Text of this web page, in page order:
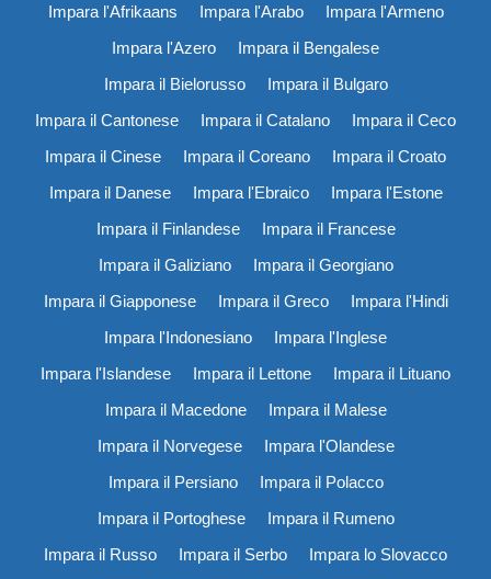
Impara l'Afrikaans Impara l'Arabo
Impara l'Armeno
Impara l'Azero
Impara il Bengalese
Impara il Bielorusso
Impara il Bulgaro
Impara il Cantonese
Impara il Catalano
Impara il Ceco
Impara il Cinese
Impara il Coreano
Impara il Croato
Impara il Danese
Impara l'Ebraico
Impara l'Estone
Impara il Finlandese
Impara il Francese
Impara il Galiziano
Impara il Georgiano
Impara il Giapponese
Impara il Greco
Impara l'Hindi
Impara l'Indonesiano
Impara l'Inglese
Impara l'Islandese
Impara il Lettone
Impara il Lituano
Impara il Macedone
Impara il Malese
Impara il Norvegese
Impara l'Olandese
Impara il Persiano
Impara il Polacco
Impara il Portoghese
Impara il Rumeno
Impara il Russo
Impara il Serbo
Impara lo Slovacco